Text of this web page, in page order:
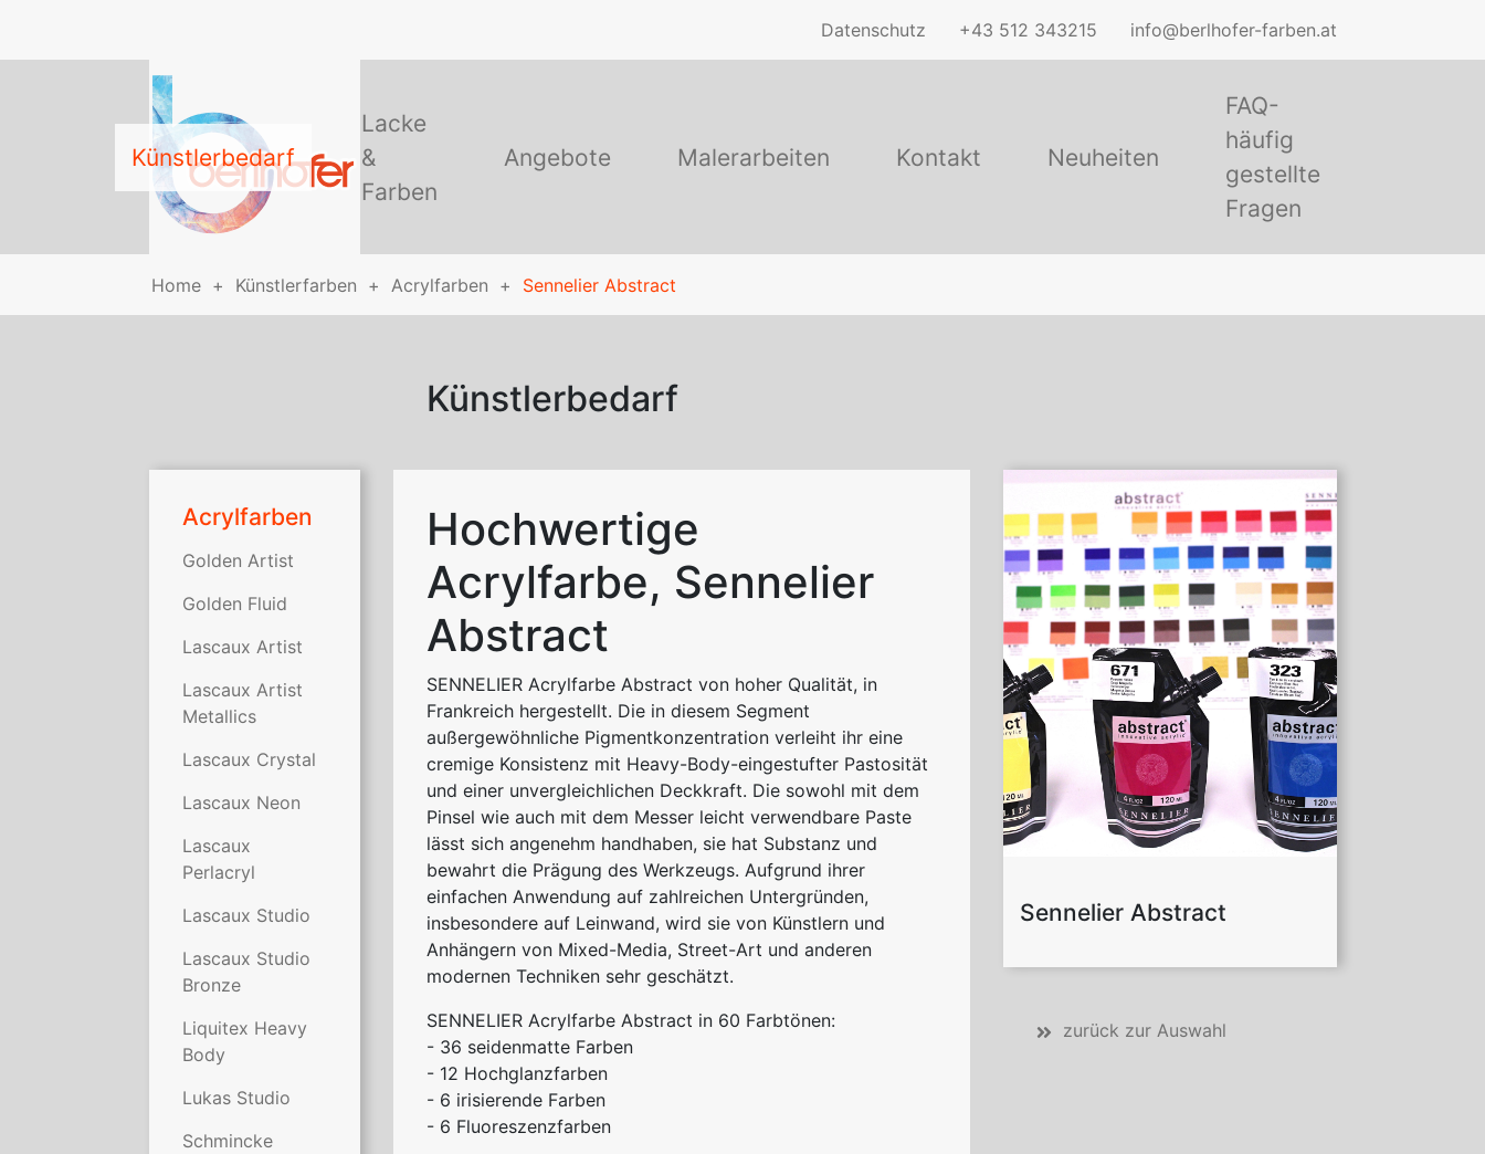
Datenschutz +43 512 343215 info@berlhofer-farben.at
Künstlerbedarf
Lacke
&
Farben
Angebote Malerarbeiten Kontakt Neuheiten
FAQ-
häufig
gestellte
Fragen
Home Künstlerfarben Acrylfarben Sennelier Abstract
Acrylfarben
Golden Artist
Golden Fluid
Lascaux Artist
Lascaux Artist
Metallics
Lascaux Crystal
Lascaux Neon
Lascaux
Perlacryl
Lascaux Studio
Lascaux Studio
Bronze
Liquitex Heavy
Body
Lukas Studio
Schmincke
Künstlerbedarf
Hochwertige
Acrylfarbe, Sennelier
Abstract
SENNELIERAcrylfarbe Abstract von hoher Qualität, in
Frankreich hergestellt. Die in diesem Segment
außergewöhnliche Pigmentkonzentration verleiht ihr eine
cremige Konsistenz mit Heavy-Body-eingestufter Pastosität
und einer unvergleichlichen Deckkraft. Die sowohl mit dem
Pinsel wie auch mit dem Messer leicht verwendbare Paste
lässt sich angenehm handhaben, sie hat Substanz und
bewahrt die Prägung des Werkzeugs. Aufgrund ihrer
einfachen Anwendung auf zahlreichen Untergründen,
insbesondere auf Leinwand, wird sie von Künstlern und
Anhängern von Mixed-Media, Street-Art und anderen
modernen Techniken sehr geschätzt.
SENNELIERAcrylfarbe Abstract in 60 Farbtönen:
- 36 seidenmatte Farben
- 12 Hochglanzfarben
- 6 irisierende Farben
- 6 Fluoreszenzfarben
Sennelier Abstract
zurück zur Auswahl